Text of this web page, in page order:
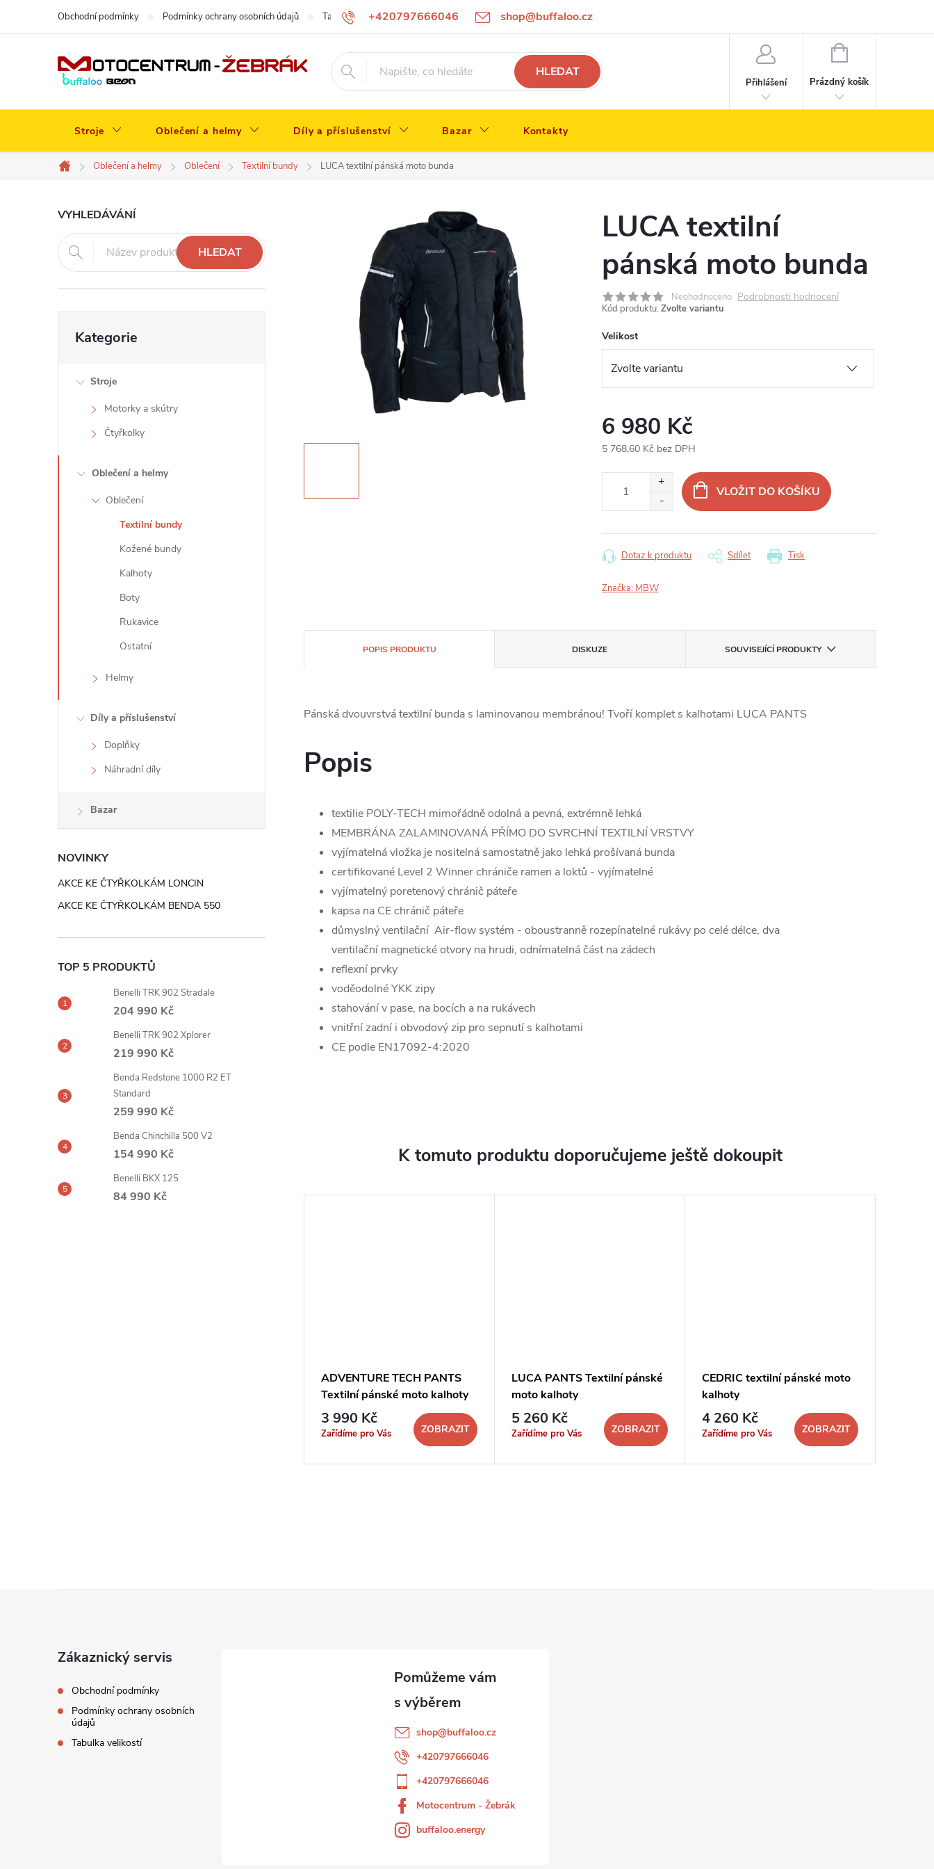
+420797666046 shop@buffaloo.cz
Obchodní podmínky Podmínky ochrany osobních údajů Tabulka velikostí
HLEDAT
Přihlášení
NÁKUPNÍ
Prázdný košík
Stroje Oblečení a helmy Díly a příslušenství Bazar Kontakty
Domů
Oblečení a helmy Oblečení Textilní bundy LUCA textilní pánská moto bunda
P
o
s
n
VYHLEDÁVÁNÍ
HLEDAT
kategorie
Kategorie
Stroje
Motorky a skútry
Čtyřkolky
Oblečení a helmy
Oblečení
Textilní bundy
Kožené bundy
Kalhoty
Boty
Rukavice
Ostatní
Helmy
Díly a příslušenství
Doplňky
Náhradní díly
Bazar
NOVINKY
AKCE KE ČTYŘKOLKÁM LONCIN
AKCE KE ČTYŘKOLKÁM BENDA 550
TOP 5 PRODUKTŮ
Benelli TRK 902 Stradale
204 990 Kč
Benelli TRK 902 Xplorer
219 990 Kč
Benda Redstone 1000 R2 ET
Standard
259 990 Kč
Benda Chinchilla 500 V2
154 990 Kč
Benelli BKX 125
84 990 Kč
LUCA textilní
pánská moto bunda
Neohodnoceno Podrobnosti hodnocení
Kód produktu: Zvolte variantu
Velikost
6 980 Kč
5 768,60 Kč bez DPH
VLOŽIT DO KOŠÍKU
Tisk
Dotaz k produktu Sdílet
Značka: MBW
POPIS PRODUKTU DISKUZE SOUVISEJÍCÍ PRODUKTY
Pánská dvouvrstvá textilní bunda s laminovanou membránou! Tvoří komplet s kalhotami LUCA PANTS
Popis
textilie POLY-TECH mimořádně odolná a pevná, extrémně lehká
MEMBRÁNA ZALAMINOVANÁ PŘÍMO DO SVRCHNÍ TEXTILNÍ VRSTVY
vyjímatelná vložka je nositelná samostatně jako lehká prošívaná bunda
certifikované Level 2 Winner chrániče ramen a loktů - vyjímatelné
vyjímatelný poretenový chránič páteře
kapsa na CE chránič páteře
důmyslný ventilační Air-flow systém - oboustranně rozepínatelné rukávy po celé délce, dva
ventilační magnetické otvory na hrudi, odnímatelná část na zádech
reflexní prvky
voděodolné YKK zipy
stahování v pase, na bocích a na rukávech
vnitřní zadní i obvodový zip pro sepnutí s kalhotami
CE podle EN17092-4:2020
K tomuto produktu doporučujeme ještě dokoupit
ADVENTURE TECH PANTS
Textilní pánské moto kalhoty
3 990 Kč
Zařídíme pro Vás ZOBRAZIT
LUCA PANTS Textilní pánské
moto kalhoty
5 260 Kč
Zařídíme pro Vás ZOBRAZIT
CEDRIC textilní pánské moto
kalhoty
4 260 Kč
Zařídíme pro Vás ZOBRAZIT
Zákaznický servis
Obchodní podmínky
Podmínky ochrany osobních
údajů
Tabulka velikostí
shop@buffaloo.cz
+420797666046
+420797666046
Motocentrum - Žebrák
buffaloo.energy